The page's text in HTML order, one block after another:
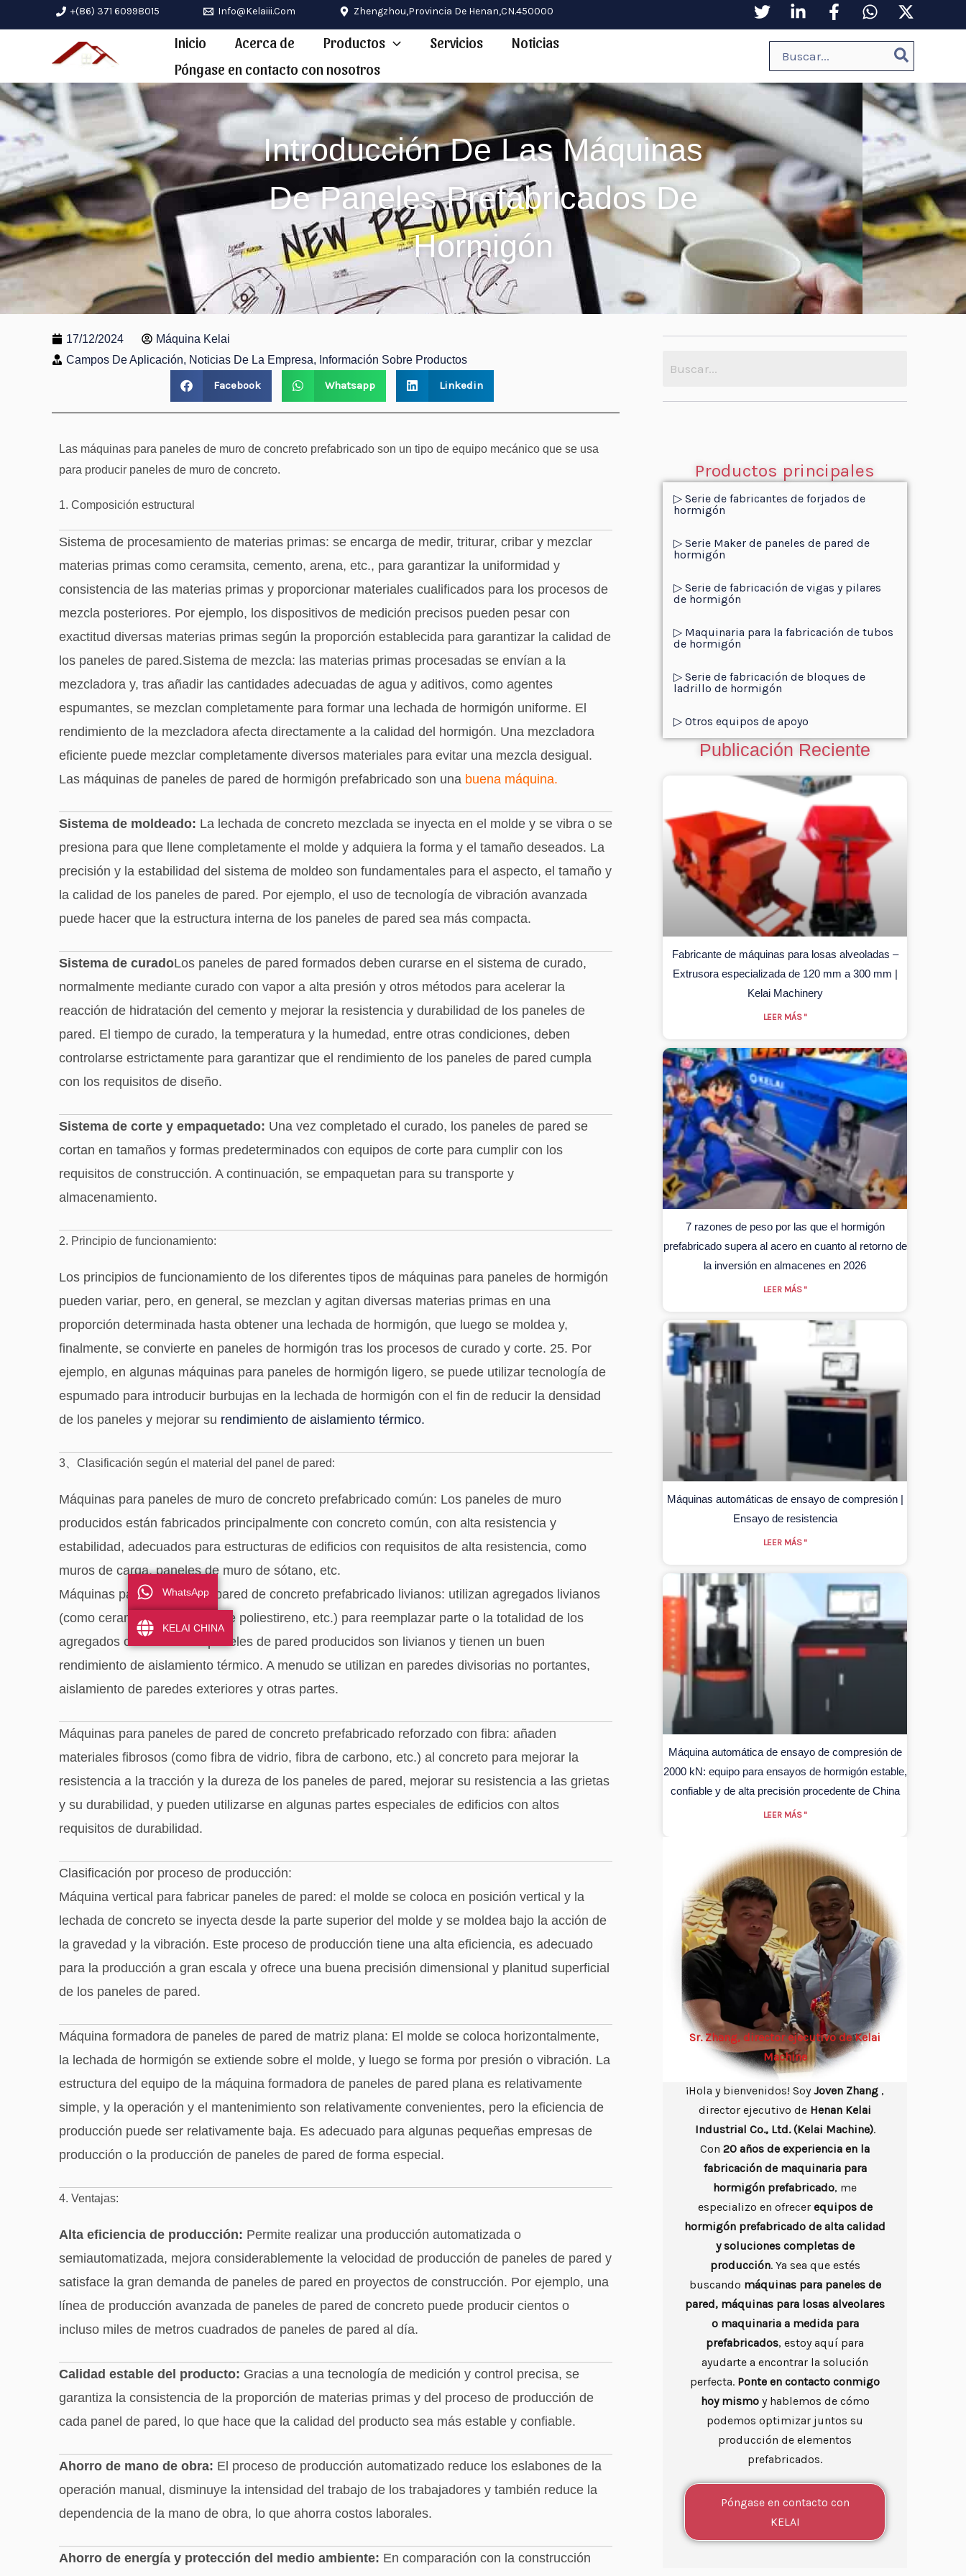
al
+(86) 371 60998015 Info@kelaiii.com Zhengzhou,provincia De Henan,CN.450000
Inicio Acerca de Productos Servicios
Noticias
Póngase en contacto con nosotros
Introducción De Las Máquinas
De Paneles Prefabricados De
Hormigón
17/12/2024
Máquina Kelai
Campos De Aplicación, Noticias De La Empresa, Información Sobre Productos
Facebook Whatsapp Linkedin
Las máquinas para paneles de muro de concreto prefabricado son un tipo de equipo mecánico que se usa
para producir paneles de muro de concreto.
1. Composición estructural
Sistema de procesamiento de materias primas: se encarga de medir, triturar, cribar y mezclar
materias primas como ceramsita, cemento, arena, etc., para garantizar la uniformidad y
consistencia de las materias primas y proporcionar materiales cualificados para los procesos de
mezcla posteriores. Por ejemplo, los dispositivos de medición precisos pueden pesar con
exactitud diversas materias primas según la proporción establecida para garantizar la calidad de
los paneles de pared.Sistema de mezcla: las materias primas procesadas se envían a la
mezcladora y, tras añadir las cantidades adecuadas de agua y aditivos, como agentes
espumantes, se mezclan completamente para formar una lechada de hormigón uniforme. El
rendimiento de la mezcladora afecta directamente a la calidad del hormigón. Una mezcladora
eficiente puede mezclar completamente diversos materiales para evitar una mezcla desigual.
Las máquinas de paneles de pared de hormigón prefabricado son una buena máquina.
Sistema de moldeado: La lechada de concreto mezclada se inyecta en el molde y se vibra o se
presiona para que llene completamente el molde y adquiera la forma y el tamaño deseados. La
precisión y la estabilidad del sistema de moldeo son fundamentales para el aspecto, el tamaño y
la calidad de los paneles de pared. Por ejemplo, el uso de tecnología de vibración avanzada
puede hacer que la estructura interna de los paneles de pared sea más compacta.
Sistema de curadoLos paneles de pared formados deben curarse en el sistema de curado,
normalmente mediante curado con vapor a alta presión y otros métodos para acelerar la
reacción de hidratación del cemento y mejorar la resistencia y durabilidad de los paneles de
pared. El tiempo de curado, la temperatura y la humedad, entre otras condiciones, deben
controlarse estrictamente para garantizar que el rendimiento de los paneles de pared cumpla
con los requisitos de diseño.
Sistema de corte y empaquetado: Una vez completado el curado, los paneles de pared se
cortan en tamaños y formas predeterminados con equipos de corte para cumplir con los
requisitos de construcción. A continuación, se empaquetan para su transporte y
almacenamiento.
2. Principio de funcionamiento:
Los principios de funcionamiento de los diferentes tipos de máquinas para paneles de hormigón
pueden variar, pero, en general, se mezclan y agitan diversas materias primas en una
proporción determinada hasta obtener una lechada de hormigón, que luego se moldea y,
finalmente, se convierte en paneles de hormigón tras los procesos de curado y corte. 25. Por
ejemplo, en algunas máquinas para paneles de hormigón ligero, se puede utilizar tecnología de
espumado para introducir burbujas en la lechada de hormigón con el fin de reducir la densidad
de los paneles y mejorar su rendimiento de aislamiento térmico.
3、Clasificación según el material del panel de pared:
Máquinas para paneles de muro de concreto prefabricado común: Los paneles de muro
producidos están fabricados principalmente con concreto común, con alta resistencia y
estabilidad, adecuados para estructuras de edificios con requisitos de alta resistencia, como
muros de carga, paneles de muro de sótano, etc.
Máquinas para paneles de pared de concreto prefabricado livianos: utilizan agregados livianos
(como ceramsita, partículas de poliestireno, etc.) para reemplazar parte o la totalidad de los
agregados comunes. Los paneles de pared producidos son livianos y tienen un buen
rendimiento de aislamiento térmico. A menudo se utilizan en paredes divisorias no portantes,
aislamiento de paredes exteriores y otras partes.
Máquinas para paneles de pared de concreto prefabricado reforzado con fibra: añaden
materiales fibrosos (como fibra de vidrio, fibra de carbono, etc.) al concreto para mejorar la
resistencia a la tracción y la dureza de los paneles de pared, mejorar su resistencia a las grietas
y su durabilidad, y pueden utilizarse en algunas partes especiales de edificios con altos
requisitos de durabilidad.
Clasificación por proceso de producción:
Máquina vertical para fabricar paneles de pared: el molde se coloca en posición vertical y la
lechada de concreto se inyecta desde la parte superior del molde y se moldea bajo la acción de
la gravedad y la vibración. Este proceso de producción tiene una alta eficiencia, es adecuado
para la producción a gran escala y ofrece una buena precisión dimensional y planitud superficial
de los paneles de pared.
Máquina formadora de paneles de pared de matriz plana: El molde se coloca horizontalmente,
la lechada de hormigón se extiende sobre el molde, y luego se forma por presión o vibración. La
estructura del equipo de la máquina formadora de paneles de pared plana es relativamente
simple, y la operación y el mantenimiento son relativamente convenientes, pero la eficiencia de
producción puede ser relativamente baja. Es adecuado para algunas pequeñas empresas de
producción o la producción de paneles de pared de forma especial.
4. Ventajas:
Alta eficiencia de producción: Permite realizar una producción automatizada o
semiautomatizada, mejora considerablemente la velocidad de producción de paneles de pared y
satisface la gran demanda de paneles de pared en proyectos de construcción. Por ejemplo, una
línea de producción avanzada de paneles de pared de concreto puede producir cientos o
incluso miles de metros cuadrados de paneles de pared al día.
Calidad estable del producto: Gracias a una tecnología de medición y control precisa, se
garantiza la consistencia de la proporción de materias primas y del proceso de producción de
cada panel de pared, lo que hace que la calidad del producto sea más estable y confiable.
Ahorro de mano de obra: El proceso de producción automatizado reduce los eslabones de la
operación manual, disminuye la intensidad del trabajo de los trabajadores y también reduce la
dependencia de la mano de obra, lo que ahorra costos laborales.
Ahorro de energía y protección del medio ambiente: En comparación con la construcción
Productos principales
▷ Serie de fabricantes de forjados de
hormigón
▷ Serie Maker de paneles de pared de
hormigón
▷ Serie de fabricación de vigas y pilares
de hormigón
▷ Maquinaria para la fabricación de tubos
de hormigón
▷ Serie de fabricación de bloques de
ladrillo de hormigón
▷ Otros equipos de apoyo
Publicación Reciente
Fabricante de máquinas para losas alveoladas –
Extrusora especializada de 120 mm a 300 mm |
Kelai Machinery
LEER MÁS "
7 razones de peso por las que el hormigón
prefabricado supera al acero en cuanto al retorno de
la inversión en almacenes en 2026
LEER MÁS "
Máquinas automáticas de ensayo de compresión |
Ensayo de resistencia
LEER MÁS "
Máquina automática de ensayo de compresión de
2000 kN: equipo para ensayos de hormigón estable,
confiable y de alta precisión procedente de China
LEER MÁS "
Sr. Zhang, director ejecutivo de Kelai
Machine
¡Hola y bienvenidos! SoyJoven Zhang ,
director ejecutivo de Henan Kelai
Industrial Co., Ltd. (Kelai Machine).
Con 20 años de experiencia en la
fabricación de maquinaria para
hormigón prefabricado, me
especializo en ofrecer equipos de
hormigón prefabricado de alta calidad
y soluciones completas de
producción. Ya sea que estés
buscando máquinas para paneles de
pared, máquinas para losas alveolares
o maquinaria a medida para
prefabricados, estoy aquí para
ayudarte a encontrar la solución
perfecta. Ponte en contacto conmigo
hoy mismoy hablemos de cómo
podemos optimizar juntos su
producción de elementos
prefabricados.
Póngase en contacto con
KELAI
WhatsApp
KELAI CHINA